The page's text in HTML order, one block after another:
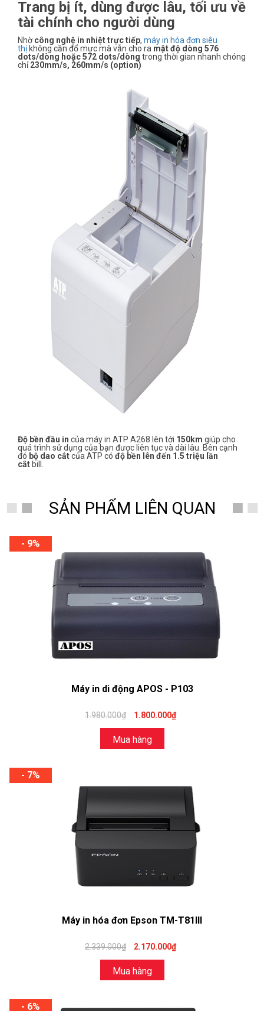
Trang bị ít, dùng được lâu, tối ưu về
tài chính cho người dùng
Nhờcông nghệ in nhiệt trực tiếp, máy in hóa đơn siêu
thị không cần đổ mực mà vẫn cho ra mật độ dòng 576
dots/dòng hoặc 572 dots/dòng trong thời gian nhanh chóng
chỉ230mm/s, 260mm/s (option)
Độ bền đầu in của máy in ATP A268 lên tới 150km giúp cho
quá trình sử dụng của bạn được liên tục và dài lâu. Bên cạnh
đó bộ dao cắtcủa ATP có độ bền lên đến 1.5 triệu lần
cắt bill.
SẢN PHẨM LIÊN QUAN
- 9%
Máy in di động APOS - P103
1.980.000₫ 1.800.000₫
Mua hàng
- 7%
Máy in hóa đơn Epson TM-T81III
2.339.000₫ 2.170.000₫
Mua hàng
- 6%